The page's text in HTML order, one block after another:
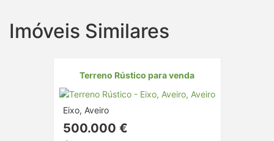
Imóveis Similares
Terreno Rústico para venda
Eixo, Aveiro
500.000 €